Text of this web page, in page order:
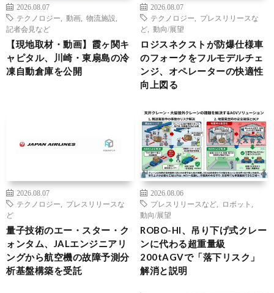
2026.08.07
テクノロジー
動画 物流施設
記者会見など
【現地取材・動画】霞ヶ関キ
ャピタル、川崎・東扇島の冷
凍自動倉庫を公開
2026.08.07
テクノロジー
プレスリリースな
ど
動向/展望
ロジスネクストが防爆仕様車
のフォークをフルモデルチェ
ンジ、オペレーターの快適性
向上図る
2026.08.07
テクノロジー
プレスリリースな
ど
量子技術のエー・スター・ク
ォンタム、JALエンジニアリ
ングから航空機の故障予測分
析基盤構築を受託
2026.08.06
プレスリリースなど
ロボット
動向/展望
ROBO-HI、吊り下げ式クレー
ンに代わる超重量級
200tAGVで「落下リスク」
解消と説明